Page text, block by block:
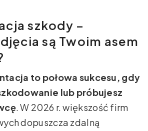
szkody –
są Twoim asem
to połowa sukcesu, gdy
lub próbujesz
. W 2026 r. większość firm
dopuszcza zdalną